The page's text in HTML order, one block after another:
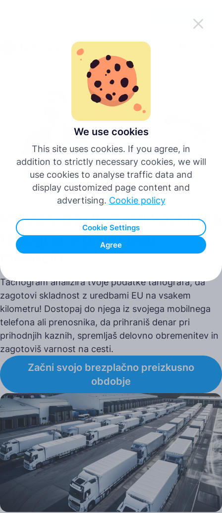
We use cookies
This site uses cookies. If you agree, in
addition to strictly necessary cookies, we will
use cookies to analyse traffic data and
display customized page content and
advertising. Cookie policy
Cookie Settings
Agree
Slovenščina
Français
Italiano
Prihrani do 20 % pri kaznih za
tahograf v prvih treh
mesecih
Tachogram analizira tvoje podatke tahografa, da
zagotovi skladnost z uredbami EU na vsakem
kilometru! Dostopaj do njega iz svojega mobilnega
telefona ali prenosnika, da prihraniš denar pri
prihodnjih kaznih, spremljaš delovno obremenitev in
zagotoviš varnost na cesti.
Začni svojo brezplačno preizkusno
obdobje